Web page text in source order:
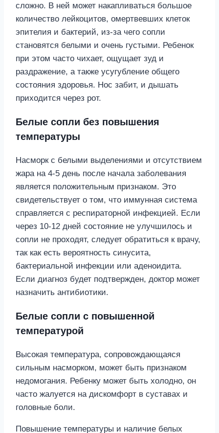
сложно. В ней может накапливаться большое
количество лейкоцитов, омертвевших клеток
эпителия и бактерий, из-за чего сопли
становятся белыми и очень густыми. Ребенок
при этом часто чихает, ощущает зуд и
раздражение, а также усугубление общего
состояния здоровья. Нос забит, и дышать
приходится через рот.
Белые сопли без повышения
температуры
Насморк с белыми выделениями и отсутствием
жара на 4-5 день после начала заболевания
является положительным признаком. Это
свидетельствует о том, что иммунная система
справляется с респираторной инфекцией. Если
через 10-12 дней состояние не улучшилось и
сопли не проходят, следует обратиться к врачу,
так как есть вероятность синусита,
бактериальной инфекции или аденоидита.
Если диагноз будет подтвержден, доктор может
назначить антибиотики.
Белые сопли с повышенной
температурой
Высокая температура, сопровождающаяся
сильным насморком, может быть признаком
недомогания. Ребенку может быть холодно, он
часто жалуется на дискомфорт в суставах и
головные боли.
Повышение температуры и наличие белых